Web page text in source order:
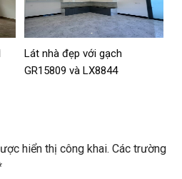
Lát nhà đẹp với gạch
GR15809 và LX8844
hiển thị công khai. Các trường